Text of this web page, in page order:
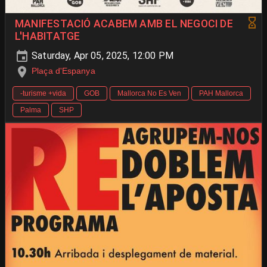
MANIFESTACIÓ ACABEM AMB EL NEGOCI DE
L'HABITATGE
Saturday, Apr 05, 2025, 12:00 PM
Plaça d'Espanya
-turisme +vida GOB Mallorca No Es Ven
PAH Mallorca
Palma
SHP